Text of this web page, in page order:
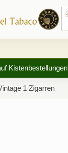
Kistenbestellungen
1 Zigarren